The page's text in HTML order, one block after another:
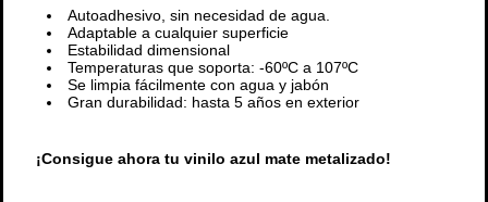
Autoadhesivo, sin necesidad de agua.
Adaptable a cualquier superficie
Estabilidad dimensional
Temperaturas que soporta: -60ºC a 107ºC
Se limpia fácilmente con agua y jabón
Gran durabilidad: hasta 5 años en exterior
¡Consigue ahora tu vinilo azul mate metalizado!